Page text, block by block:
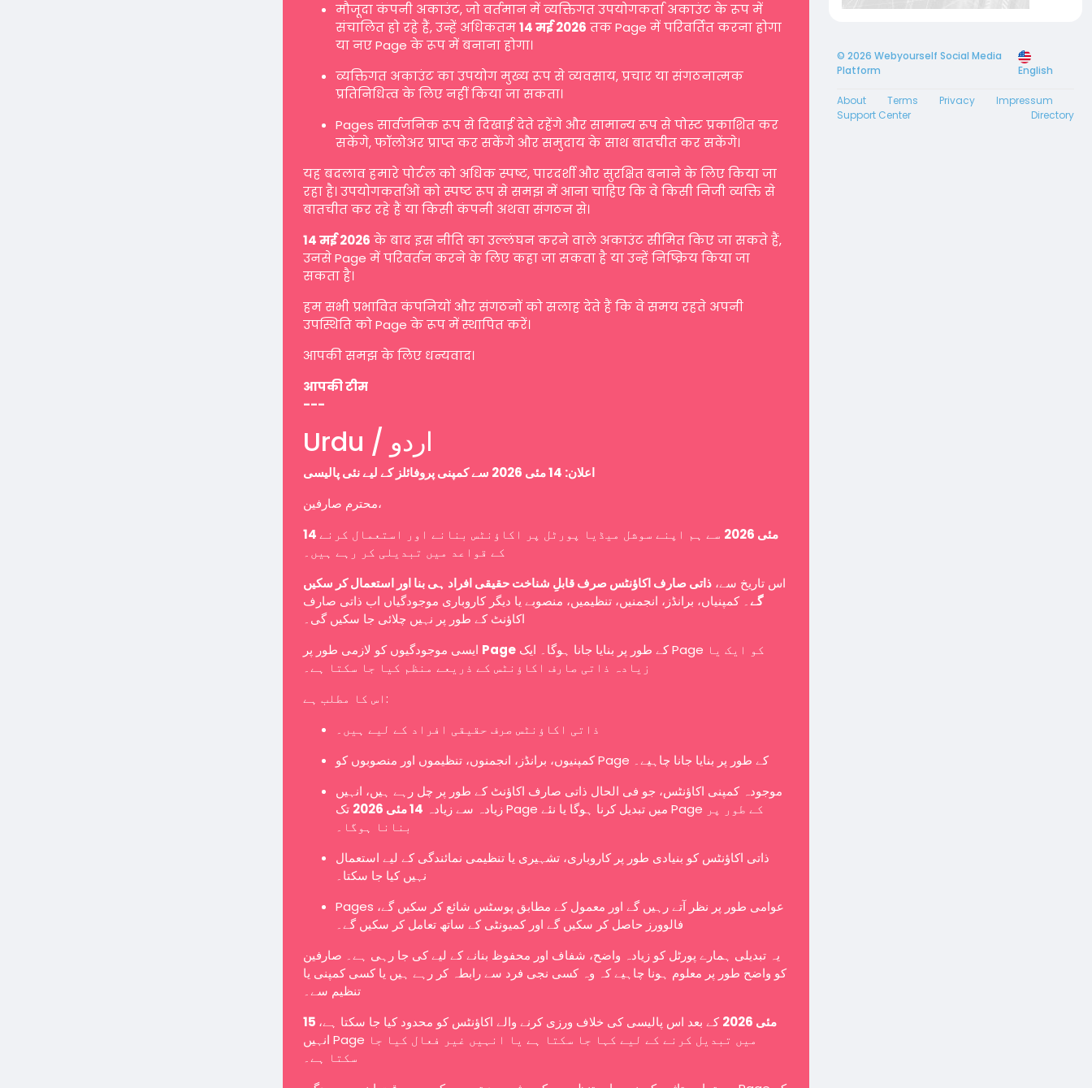
मौजूदा कंपनी अकाउंट, जो वर्तमान में व्यक्तिगत उपयोगकर्ता अकाउंट के रूप में
संचालित हो रहे हैं, उन्हें अधिकतम14 मई 2026 तक Page में परिवर्तित करना होगा
या नए Page के रूप में बनाना होगा।
व्यक्तिगत अकाउंट का उपयोग मुख्य रूप से व्यवसाय, प्रचार या संगठनात्मक
प्रतिनिधित्व के लिए नहीं किया जा सकता।
Pages सार्वजनिक रूप से दिखाई देते रहेंगे और सामान्य रूप से पोस्ट प्रकाशित कर
सकेंगे, फॉलोअर प्राप्त कर सकेंगे और समुदाय के साथ बातचीत कर सकेंगे।
यह बदलाव हमारे पोर्टल को अधिक स्पष्ट, पारदर्शी और सुरक्षित बनाने के लिए किया जा
रहा है। उपयोगकर्ताओं को स्पष्ट रूप से समझ में आना चाहिए कि वे किसी निजी व्यक्ति से
बातचीत कर रहे हैं या किसी कंपनी अथवा संगठन से।
14 मई 2026 के बाद इस नीति का उल्लंघन करने वाले अकाउंट सीमित किए जा सकते हैं,
उनसे Page में परिवर्तन करने के लिए कहा जा सकता है या उन्हें निष्क्रिय किया जा
सकता है।
हम सभी प्रभावित कंपनियों और संगठनों को सलाह देते हैं कि वे समय रहते अपनी
उपस्थिति को Page के रूप में स्थापित करें।
आपकी समझ के लिए धन्यवाद।
आपकी टीम
---
Urdu / اردو
اعلان: 14 مئی 2026 سے کمپنی پروفائلز کے لیے نئی پالیسی
محترم صارفین،
14 مئی 2026
سے ہم اپنے سوشل میڈیا پورٹل پر اکاؤنٹس بنانے اور استعمال کرنے
کے قواعد میں تبدیلی کر رہے ہیں۔
اس تاریخ سے، ذاتی صارف اکاؤنٹس صرف قابلِ شناخت حقیقی افراد ہی بنا اور استعمال کر سکیں
گے۔ کمپنیاں، برانڈز، انجمنیں، تنظیمیں، منصوبے یا دیگر کاروباری موجودگیاں اب ذاتی صارف
اکاؤنٹ کے طور پر نہیں چلائی جا سکیں گی۔
Page
زیادہ ذاتی صارف اکاؤنٹس کے ذریعے منظم کیا جا سکتا ہے۔
اس کا مطلب ہے:
ذاتی اکاؤنٹس صرف حقیقی افراد کے لیے ہیں۔
کمپنیوں، برانڈز، انجمنوں، تنظیموں اور منصوبوں کو Page کے طور پر بنایا جانا چاہیے۔
موجودہ کمپنی اکاؤنٹس، جو فی الحال ذاتی صارف اکاؤنٹ کے طور پر چل رہے ہیں، انہیں
زیادہ سے زیادہ 14 مئی 2026
تک Page میں تبدیل کرنا ہوگا یا نئے Page کے طور پر
بنانا ہوگا۔
ذاتی اکاؤنٹس کو بنیادی طور پر کاروباری، تشہیری یا تنظیمی نمائندگی کے لیے استعمال
نہیں کیا جا سکتا۔
Pages عوامی طور پر نظر آتے رہیں گے اور معمول کے مطابق پوسٹس شائع کر سکیں گے،
فالوورز حاصل کر سکیں گے اور کمیونٹی کے ساتھ تعامل کر سکیں گے۔
یہ تبدیلی ہمارے پورٹل کو زیادہ واضح، شفاف اور محفوظ بنانے کے لیے کی جا رہی ہے۔ صارفین
کو واضح طور پر معلوم ہونا چاہیے کہ وہ کسی نجی فرد سے رابطہ کر رہے ہیں یا کسی کمپنی یا
تنظیم سے۔
15 مئی 2026
کے بعد اس پالیسی کی خلاف ورزی کرنے والے اکاؤنٹس کو محدود کیا جا سکتا ہے،
انہیں Page میں تبدیل کرنے کے لیے کہا جا سکتا ہے یا انہیں غیر فعال کیا جا
سکتا ہے۔
© 2026 Webyourself Social Media
Platform
English
About Terms Privacy
Impressum
Support Center
Directory